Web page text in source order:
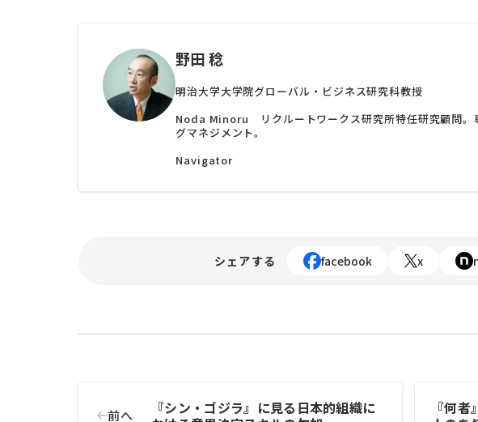
野田 稔
明治大学大学院グローバル・ビジネス研究科教授
Noda Minoru リクルートワークス研究所特任研究顧問。
グマネジメント。
Navigator
シェアする facebook x
前へ
『シン・ゴジラ』に見る日本的組織に
『何